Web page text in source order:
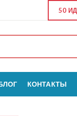
50
КОНТАКТЫ